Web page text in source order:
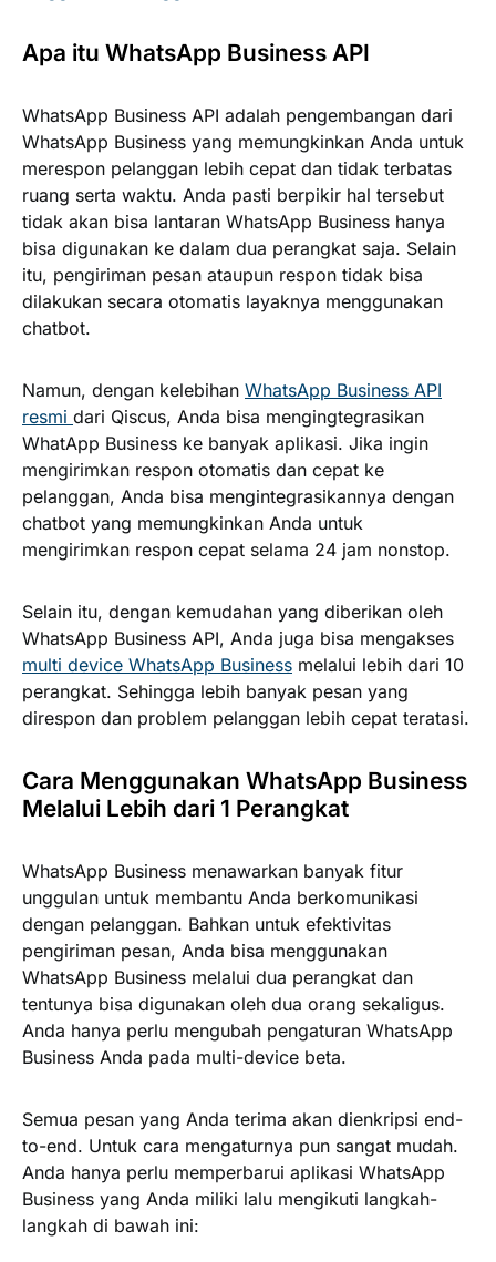
Apa itu WhatsApp Business API
WhatsApp Business API adalah pengembangan dari
WhatsApp Business yang memungkinkan Anda untuk
merespon pelanggan lebih cepat dan tidak terbatas
ruang serta waktu. Anda pasti berpikir hal tersebut
tidak akan bisa lantaran WhatsApp Business hanya
bisa digunakan ke dalam dua perangkat saja. Selain
itu, pengiriman pesan ataupun respon tidak bisa
dilakukan secara otomatis layaknya menggunakan
chatbot.
Namun, dengan kelebihan WhatsApp Business API
resmi dari Qiscus, Anda bisa mengingtegrasikan
WhatApp Business ke banyak aplikasi. Jika ingin
mengirimkan respon otomatis dan cepat ke
pelanggan, Anda bisa mengintegrasikannya dengan
chatbot yang memungkinkan Anda untuk
mengirimkan respon cepat selama 24 jam nonstop.
Selain itu, dengan kemudahan yang diberikan oleh
WhatsApp Business API, Anda juga bisa mengakses
multi device WhatsApp Business melalui lebih dari 10
perangkat. Sehingga lebih banyak pesan yang
direspon dan problem pelanggan lebih cepat teratasi.
Cara Menggunakan WhatsApp Business
Melalui Lebih dari 1 Perangkat
WhatsApp Business menawarkan banyak fitur
unggulan untuk membantu Anda berkomunikasi
dengan pelanggan. Bahkan untuk efektivitas
pengiriman pesan, Anda bisa menggunakan
WhatsApp Business melalui dua perangkat dan
tentunya bisa digunakan oleh dua orang sekaligus.
Anda hanya perlu mengubah pengaturan WhatsApp
Business Anda pada multi-device beta.
Semua pesan yang Anda terima akan dienkripsi end-
to-end. Untuk cara mengaturnya pun sangat mudah.
Anda hanya perlu memperbarui aplikasi WhatsApp
Business yang Anda miliki lalu mengikuti langkah-
langkah di bawah ini: